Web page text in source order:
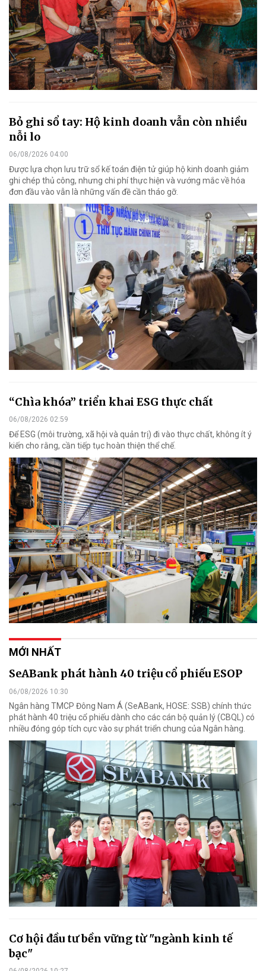
Bỏ ghi sổ tay: Hộ kinh doanh vẫn còn nhiều
nỗi lo
06/08/2026 04:00
Được lựa chọn lưu trữ sổ kế toán điện tử giúp hộ kinh doanh giảm
ghi chép thủ công, nhưng chi phí thực hiện và vướng mắc về hóa
đơn đầu vào vẫn là những vấn đề cần tháo gỡ.
“Chìa khóa” triển khai ESG thực chất
06/08/2026 02:59
Để ESG (môi trường, xã hội và quản trị) đi vào thực chất, không ít ý
kiến cho rằng, cần tiếp tục hoàn thiện thể chế.
MỚI NHẤT
SeABank phát hành 40 triệu cổ phiếu ESOP
06/08/2026 10:30
Ngân hàng TMCP Đông Nam Á (SeABank, HOSE: SSB) chính thức
phát hành 40 triệu cổ phiếu dành cho các cán bộ quản lý (CBQL) có
nhiều đóng góp tích cực vào sự phát triển chung của Ngân hàng.
Cơ hội đầu tư bền vững từ "ngành kinh tế
bạc"